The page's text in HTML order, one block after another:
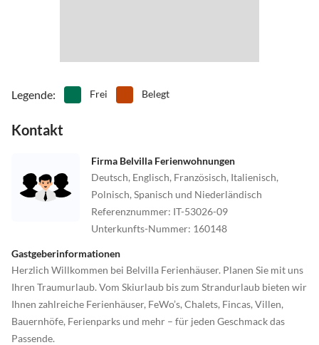
Legende: Frei Belegt
Kontakt
Firma Belvilla Ferienwohnungen
Deutsch, Englisch, Französisch, Italienisch,
Polnisch, Spanisch und Niederländisch
Referenznummer: IT-53026-09
Unterkunfts-Nummer: 160148
Gastgeberinformationen
Herzlich Willkommen bei Belvilla Ferienhäuser. Planen Sie mit uns
Ihren Traumurlaub. Vom Skiurlaub bis zum Strandurlaub bieten wir
Ihnen zahlreiche Ferienhäuser, FeWo’s, Chalets, Fincas, Villen,
Bauernhöfe, Ferienparks und mehr – für jeden Geschmack das
Passende.